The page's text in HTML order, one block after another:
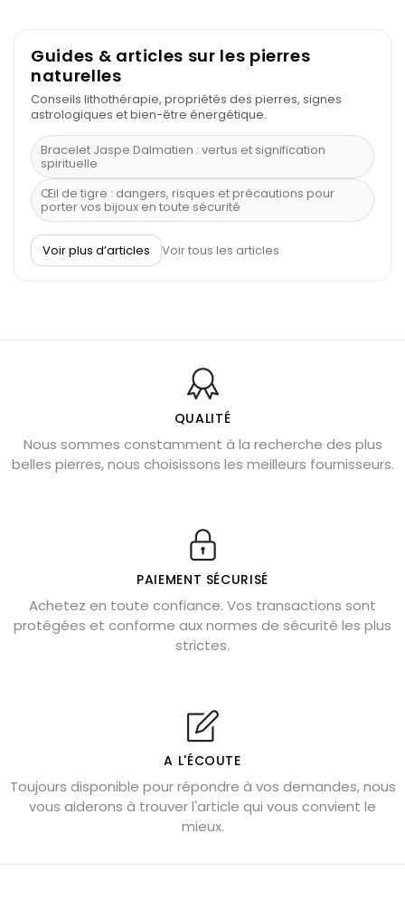
Guides & articles sur les pierres
naturelles
Conseils lithothérapie, propriétés des pierres, signes
astrologiques et bien-être énergétique.
Bracelet Jaspe Dalmatien : vertus et signification
spirituelle
Œil de tigre : dangers, risques et précautions pour
porter vos bijoux en toute sécurité
À quel poignet porter un bracelet de pierre
Découvrez le scorpion et ses pierres
Bienfaits de la sélénite – pierre des anges
L’améthyste est-elle faite pour moi ?
Chrysocolle : pierre apaisante
Obsidienne dorée : vertus et signification
Véritable citrine naturelle non chauffée
Où placer la citrine dans la maison
Cornaline : propriétés magiques
Capricorne : quelles pierres choisir
Shungite : purification et protection
Bagues en labradorite argent 925
Lapis lazuli : propriétés et précautions
Citrine : propriétés magiques
Aigue-marine : propriétés et couleurs
Voir plus d’articles Voir tous les articles
QUALITÉ
Nous sommes constamment à la recherche des plus
belles pierres, nous choisissons les meilleurs fournisseurs.
PAIEMENT SÉCURISÉ
Achetez en toute confiance. Vos transactions sont
protégées et conforme aux normes de sécurité les plus
strictes.
A L'ÉCOUTE
Toujours disponible pour répondre à vos demandes, nous
vous aiderons à trouver l'article qui vous convient le
mieux.